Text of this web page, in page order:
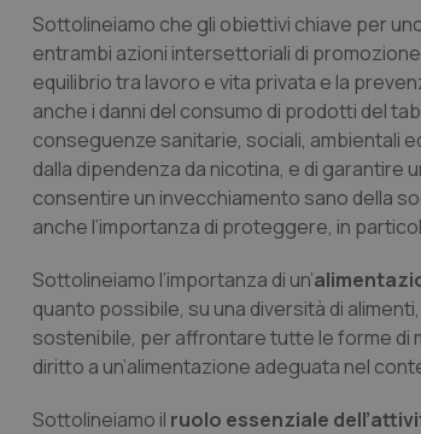
Sottolineiamo che gli obiettivi chiave per
entrambi azioni intersettoriali di
equilibrio tra lavoro e vita privata e la
anche i danni del consumo di prodotti del
conseguenze sanitarie, sociali, ambientali
dalla dipendenza da nicotina, e di
consentire un invecchiamento sano della
anche l’importanza di proteggere, in
Sottolineiamo l’importanza di un’
quanto possibile, su una diversità di
sostenibile, per affrontare tutte le forme di
diritto a un’alimentazione adeguata nel
Sottolineiamo il ruolo essenziale
I
e